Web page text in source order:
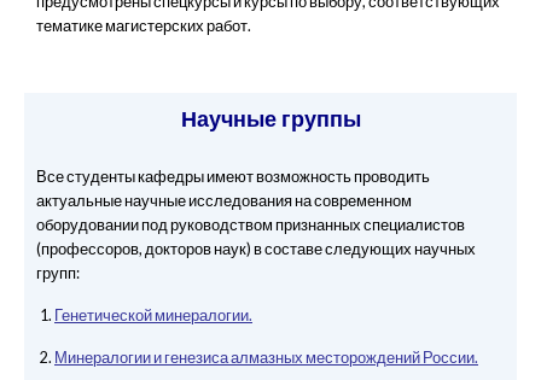
тематике магистерских работ.
Научные группы
Все студенты кафедры имеют возможность проводить
актуальные научные исследования на современном
оборудовании под руководством признанных специалистов
(профессоров, докторов наук) в составе следующих научных
групп:
Генетической минералогии.
Минералогии и генезиса алмазных месторождений России.